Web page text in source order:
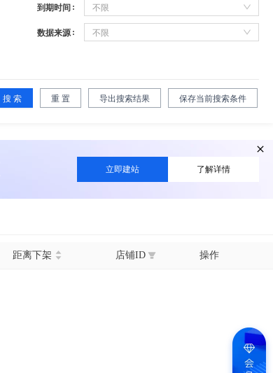
到期时间 不限
数据来源 不限
搜 索 重 置 导出搜索结果 保存当前搜索条件
立即建站 了解详情
距离下架 店铺ID 操作